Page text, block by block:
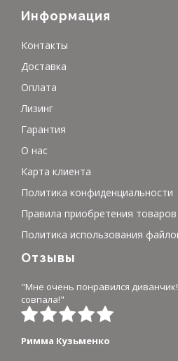
Информация
Контакты
Доставка
Оплата
Лизинг
Гарантия
О нас
Карта клиента
Политика конфиденциальности
Правила приобретения товаров
Политика использования
Отзывы
"Мне очень понравился
совпала!"
Римма Кузьменко